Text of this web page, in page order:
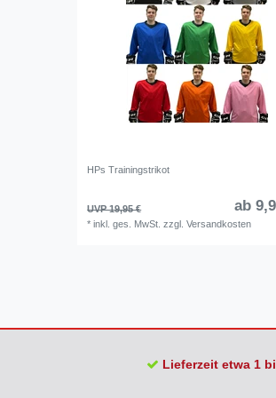
HPs Trainingstrikot
UVP 19,95 € ab
*inkl. ges. MwSt. zzgl.Versandkosten
Lieferzeit etwa 1